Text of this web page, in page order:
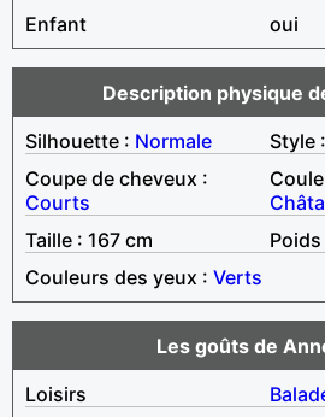
Enfant
oui
Description physique
Silhouette : Normale Style :
Coupe de cheveux :
Courts
Taille : 167 cm
Couleurs des yeux : Verts
Les goûts de
Loisirs